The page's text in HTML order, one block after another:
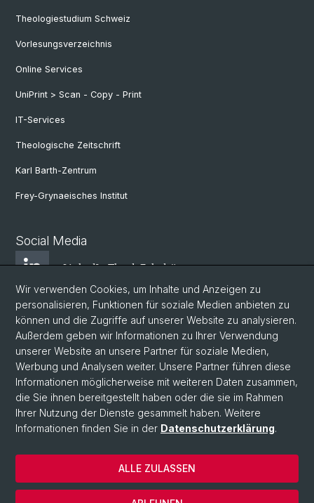
Theologiestudium Schweiz
Vorlesungsverzeichnis
Online Services
UniPrint > Scan - Copy - Print
IT-Services
Theologische Zeitschrift
Karl Barth-Zentrum
Frey-Grynaeisches Institut
Social Media
LinkedIn Theol. Fakultät
Instagram Theol. Fakultät
Zentr. Jüd. Studien
ZRWP
© Universität Basel
Datenschutzerklärung
Wir verwenden Cookies, um Inhalte und Anzeigen zu
personalisieren, Funktionen für soziale Medien anbieten zu
können und die Zugriffe auf unserer Website zu analysieren.
Außerdem geben wir Informationen zu Ihrer Verwendung
unserer Website an unsere Partner für soziale Medien,
Werbung und Analysen weiter. Unsere Partner führen diese
Informationen möglicherweise mit weiteren Daten zusammen,
die Sie ihnen bereitgestellt haben oder die sie im Rahmen
Ihrer Nutzung der Dienste gesammelt haben. Weitere
Informationen finden Sie in der Datenschutzerklärung.
ALLE ZULASSEN